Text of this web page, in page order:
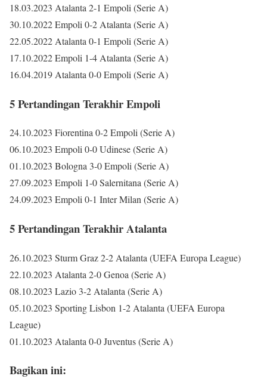
18.03.2023 Atalanta 2-1 Empoli (Serie A)
30.10.2022 Empoli 0-2 Atalanta (Serie A)
22.05.2022 Atalanta 0-1 Empoli (Serie A)
17.10.2022 Empoli 1-4 Atalanta (Serie A)
16.04.2019 Atalanta 0-0 Empoli (Serie A)
5 Pertandingan Terakhir Empoli
24.10.2023 Fiorentina 0-2 Empoli (Serie A)
06.10.2023 Empoli 0-0 Udinese (Serie A)
01.10.2023 Bologna 3-0 Empoli (Serie A)
27.09.2023 Empoli 1-0 Salernitana (Serie A)
24.09.2023 Empoli 0-1 Inter Milan (Serie A)
5 Pertandingan Terakhir Atalanta
26.10.2023 Sturm Graz 2-2 Atalanta (UEFA Europa League)
22.10.2023 Atalanta 2-0 Genoa (Serie A)
08.10.2023 Lazio 3-2 Atalanta (Serie A)
05.10.2023 Sporting Lisbon 1-2 Atalanta (UEFA Europa
League)
01.10.2023 Atalanta 0-0 Juventus (Serie A)
Bagikan ini: